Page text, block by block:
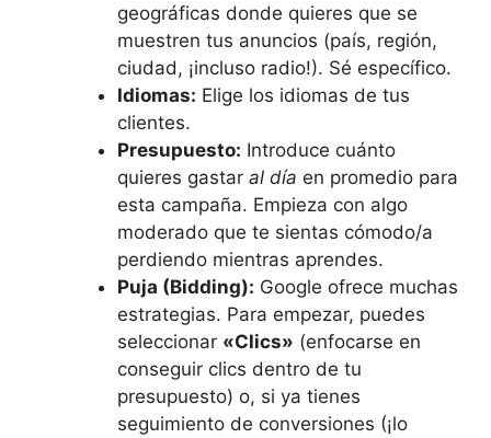
geográficas donde quieres que se
muestren tus anuncios (país, región,
ciudad, ¡incluso radio!). Sé específico.
Idiomas: Elige los idiomas de tus
clientes.
Presupuesto: Introduce cuánto
quieres gastar al día en promedio para
esta campaña. Empieza con algo
moderado que te sientas cómodo/a
perdiendo mientras aprendes.
Puja (Bidding): Google ofrece muchas
estrategias. Para empezar, puedes
seleccionar «Clics» (enfocarse en
conseguir clics dentro de tu
presupuesto) o, si ya tienes
seguimiento de conversiones (¡lo